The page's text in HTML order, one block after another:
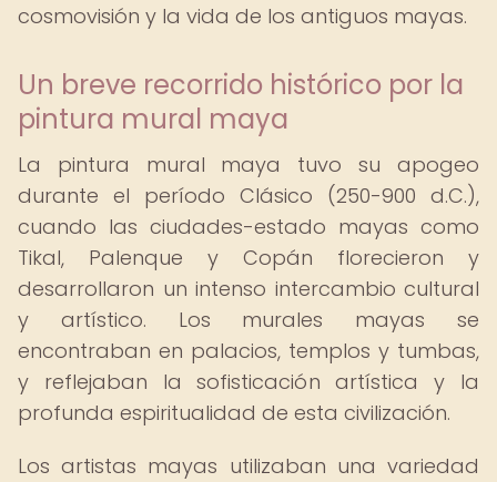
cosmovisión y la vida de los antiguos mayas.
Un breve recorrido histórico por la
pintura mural maya
La pintura mural maya tuvo su apogeo
durante el período Clásico (250-900 d.C.),
cuando las ciudades-estado mayas como
Tikal, Palenque y Copán florecieron y
desarrollaron un intenso intercambio cultural
y artístico. Los murales mayas se
encontraban en palacios, templos y tumbas,
y reflejaban la sofisticación artística y la
profunda espiritualidad de esta civilización.
Los artistas mayas utilizaban una variedad